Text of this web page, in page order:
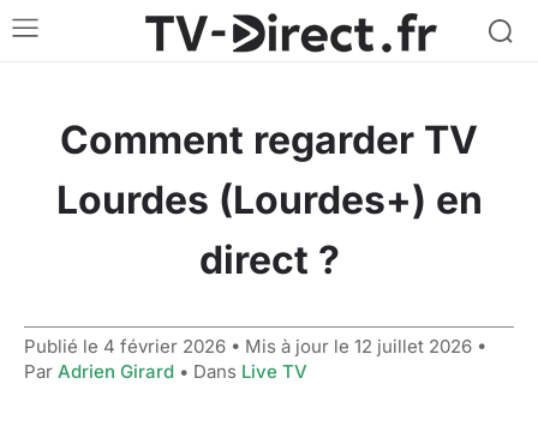
Comment regarder TV
Lourdes (Lourdes+) en
direct ?
Publié le 4 février 2026 • Mis à jour le 12 juillet 2026 •
Par Adrien Girard • Dans Live TV